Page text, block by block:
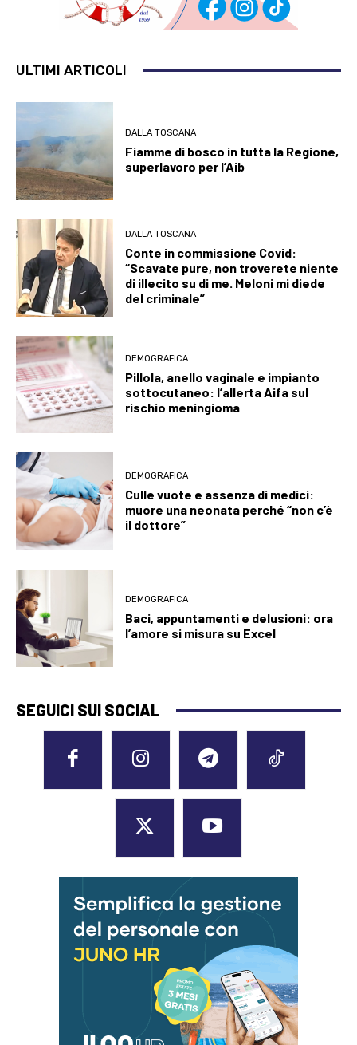
ULTIMI ARTICOLI
DALLA TOSCANA
Fiamme di bosco in tutta la Regione,
superlavoro per l’Aib
DALLA TOSCANA
Conte in commissione Covid:
“Scavate pure, non troverete niente
di illecito su di me. Meloni mi diede
del criminale”
DEMOGRAFICA
Pillola, anello vaginale e impianto
sottocutaneo: l’allerta Aifa sul
rischio meningioma
DEMOGRAFICA
Culle vuote e assenza di medici:
muore una neonata perché “non c’è
il dottore”
DEMOGRAFICA
Baci, appuntamenti e delusioni: ora
l’amore si misura su Excel
SEGUICI SUI SOCIAL